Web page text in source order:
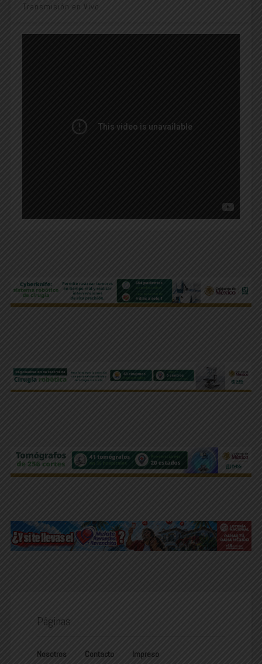
Transmisión en Vivo
Páginas
Nosotros Contacto Impreso